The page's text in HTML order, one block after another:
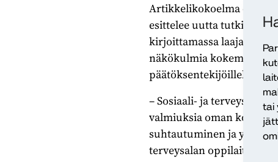
tai
Artikkelikokoelma on
esittelee uutta
kirjoittamassa laaja
näkökulmia
päätöksentekijöillekin.
– Sosiaali- ja terveysalan
valmiuksia oman
suhtautuminen ja
terveysalan